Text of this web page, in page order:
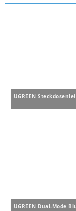
UGREEN
UGREEN Dual-Mode